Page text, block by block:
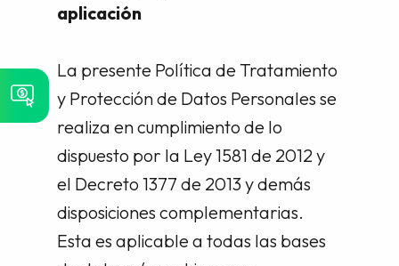
aplicación
La presente Política de Tratamiento
y Protección de Datos Personales se
realiza en cumplimiento de lo
dispuesto por la Ley 1581 de 2012 y
el Decreto 1377 de 2013 y demás
disposiciones complementarias.
Esta es aplicable a todas las bases